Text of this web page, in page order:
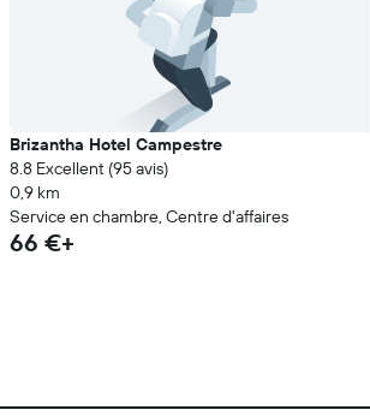
Brizantha Hotel Campestre
8.8 Excellent (95 avis)
0,9 km
Service en chambre, Centre d'affaires
66 €+